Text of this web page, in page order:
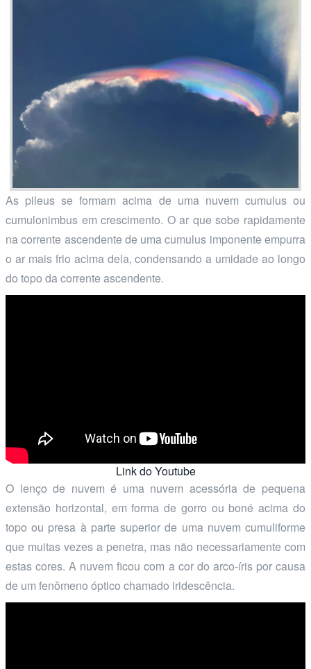
As pileus se formam acima de uma nuvem cumulus ou
cumulonimbus em crescimento. O ar que sobe rapidamente
na corrente ascendente de uma cumulus imponente empurra
o ar mais frio acima dela, condensando a umidade ao longo
do topo da corrente ascendente.
Link do Youtube
O lenço de nuvem é uma nuvem acessória de pequena
extensão horizontal, em forma de gorro ou boné acima do
topo ou presa à parte superior de uma nuvem cumuliforme
que muitas vezes a penetra, mas não necessariamente com
estas cores. A nuvem ficou com a cor do arco-íris por causa
de um fenômeno óptico chamado iridescência.